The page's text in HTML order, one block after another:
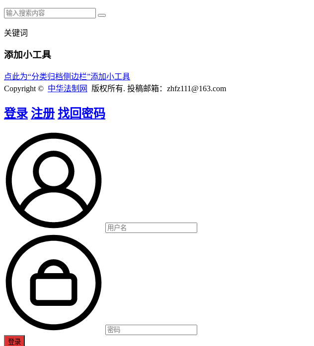
关键词
添加小工具
点此为“分类归档侧边栏”添加小工具
Copyright © 中华法制网 版权所有. 投稿邮箱：zhfz111@163.com
登录 注册 找回密码